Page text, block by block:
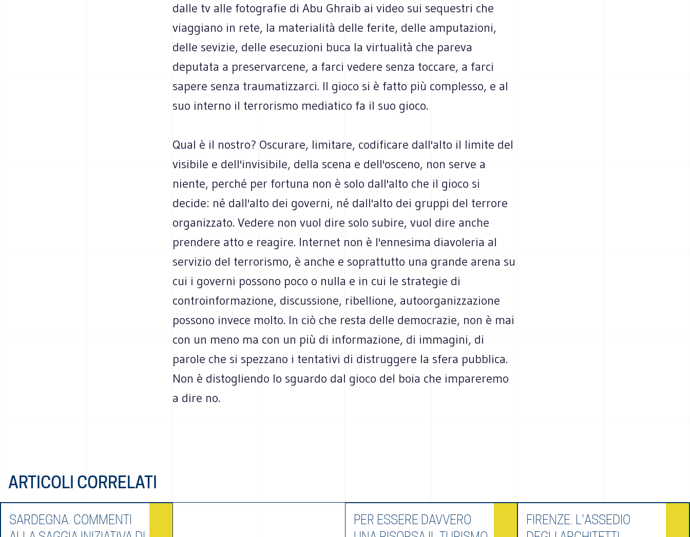
dalle tv alle fotografie di Abu Ghraib ai video sui sequestri che
viaggiano in rete, la materialità delle ferite, delle amputazioni,
delle sevizie, delle esecuzioni buca la virtualità che pareva
deputata a preservarcene, a farci vedere senza toccare, a farci
sapere senza traumatizzarci. Il gioco si è fatto più complesso, e al
suo interno il terrorismo mediatico fa il suo gioco.
Qual è il nostro? Oscurare, limitare, codificare dall'alto il limite del
visibile e dell'invisibile, della scena e dell'osceno, non serve a
niente, perché per fortuna non è solo dall'alto che il gioco si
decide: né dall'alto dei governi, né dall'alto dei gruppi del terrore
organizzato. Vedere non vuol dire solo subire, vuol dire anche
prendere atto e reagire. Internet non è l'ennesima diavoleria al
servizio del terrorismo, è anche e soprattutto una grande arena su
cui i governi possono poco o nulla e in cui le strategie di
controinformazione, discussione, ribellione, autoorganizzazione
possono invece molto. In ciò che resta delle democrazie, non è mai
con un meno ma con un più di informazione, di immagini, di
parole che si spezzano i tentativi di distruggere la sfera pubblica.
Non è distogliendo lo sguardo dal gioco del boia che impareremo
a dire no.
ARTICOLI CORRELATI
SARDEGNA. COMMENTI
PER ESSERE DAVVERO
FIRENZE. L'ASSEDIO